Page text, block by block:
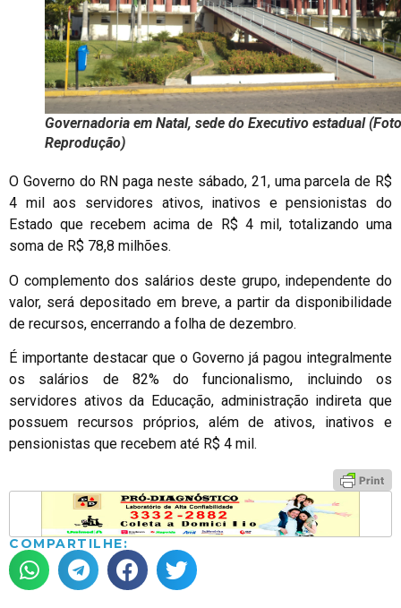
Governadoria em Natal, sede do Executivo estadual
Reprodução)
O Governo do RN paga neste sábado, 21, uma parcela de R$
4 mil aos servidores ativos, inativos e pensionistas do
Estado que recebem acima de R$ 4 mil, totalizando uma
soma de R$ 78,8 milhões.
O complemento dos salários deste grupo, independente do
valor, será depositado em breve, a partir da disponibilidade
de recursos, encerrando a folha de dezembro.
É importante destacar que o Governo já pagou integralmente
os salários de 82% do funcionalismo, incluindo os
servidores ativos da Educação, administração indireta que
possuem recursos próprios, além de ativos, inativos e
pensionistas que recebem até R$ 4 mil.
COMPARTILHE: